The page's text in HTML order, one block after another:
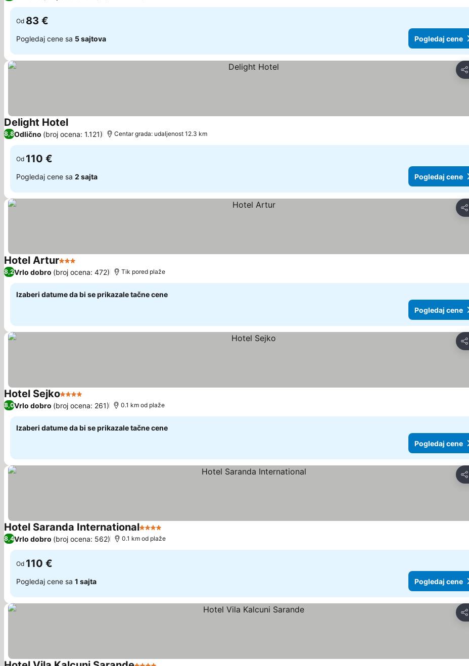
Od 83 €
Pogledaj cene sa 5 sajtova Pogledaj cene
Deli
Delight HotelPogledaj cene
8,8Odlično (broj ocena: 1.121) Centar grada: udaljenost 12.3 km
Od 110 €
Pogledaj cene sa 2 sajta Pogledaj cene
Deli
Hotel Artur3 ZvezdicePogledaj cene
8,2Vrlo dobro (broj ocena: 472) Tik pored plaže
Izaberi datume da bi se prikazale tačne cene
Pogledaj cene
Deli
Hotel Sejko4 ZvezdicePogledaj cene
8,0Vrlo dobro (broj ocena: 261) 0.1 km od plaže
Izaberi datume da bi se prikazale tačne cene
Pogledaj cene
Deli
Hotel Saranda International4 Zvezdice
8,4Vrlo dobro (broj ocena: 562) 0.1 km od plaže
Od 110 €
Pogledaj cene sa 1 sajta Pogledaj cene
Deli